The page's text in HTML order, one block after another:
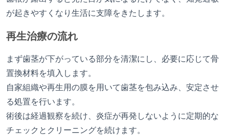
が起きやすくなり生活に支障をきたします。
再生治療の流れ
まず歯茎が下がっている部分を清潔にし、必要に応じて骨
置換材料を填入します。
自家組織や再生用の膜を用いて歯茎を包み込み、安定させ
る処置を行います。
術後は経過観察を続け、炎症が再発しないように定期的な
チェックとクリーニングを続けます。